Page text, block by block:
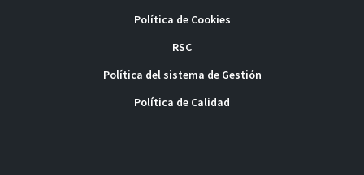
Política de Cookies
RSC
Política del sistema de Gestión
Política de Calidad